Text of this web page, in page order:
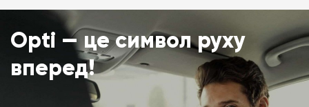
Opti — це символ руху
вперед!